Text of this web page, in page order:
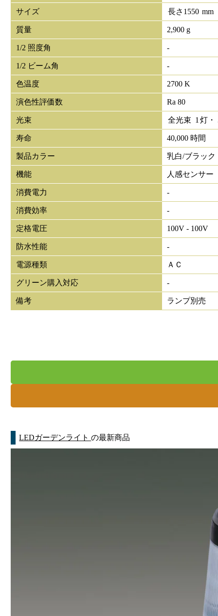
サイズ 長さ 1550 mm
質量 2,900 g
1/2 照度角 -
1/2 ビーム角 -
色温度 2700 K
演色性評価数 Ra 80
光束 全光束 1 灯・
寿命 40,000 時間
製品カラー 乳白/ブラック
機能 人感センサー
消費電力 -
消費効率 -
定格電圧 100V - 100V
防水性能 -
電源種類 ＡＣ
グリーン購入対応 -
備考 ランプ別売
LEDガーデンライトの最新商品